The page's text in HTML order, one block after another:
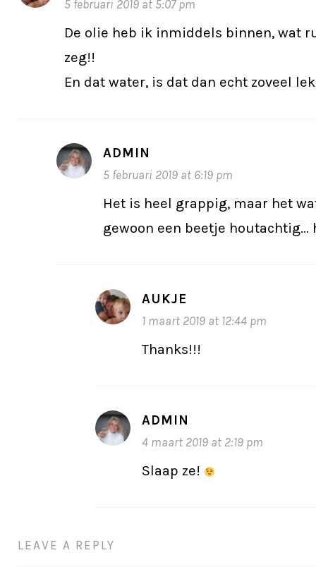
5 februari 2019 at 5:07 pm
De olie heb ik inmiddels binnen, wat
zeg!!
En dat water, is dat dan echt zoveel
ADMIN
5 februari 2019 at 6:19 pm
Het is heel grappig, maar het
gewoon een beetje houtachtig…
AUKJE
1 maart 2019 at 12:44 pm
Thanks!!!
ADMIN
4 maart 2019 at 2:19 pm
Slaap ze!
LEAVE A REPLY